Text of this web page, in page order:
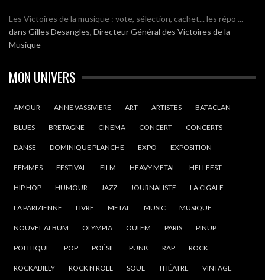
Les Victoires de la musique : vote, sélection, cachet... les répo ...
dans Gilles Desangles, Directeur Général des Victoires de la
Musique
MON UNIVERS
AMOUR ANNE VASSIVIERE ART ARTISTES BATACLAN
BLUES BRETAGNE CINEMA CONCERT CONCERTS
DANSE DOMINIQUE PLANCHE EXPO EXPOSITION
FEMMES FESTIVAL FILM HEAVY METAL HELLFEST
HIP HOP HUMOUR JAZZ JOURNALISTE LA CIGALE
LA PARIZIENNE LIVRE METAL MUSIC MUSIQUE
NOUVEL ALBUM OLYMPIA OUI FM PARIS PINUP
POLITIQUE POP POÉSIE PUNK RAP ROCK
ROCKABILLY ROCK N ROLL SOUL THÉATRE VINTAGE